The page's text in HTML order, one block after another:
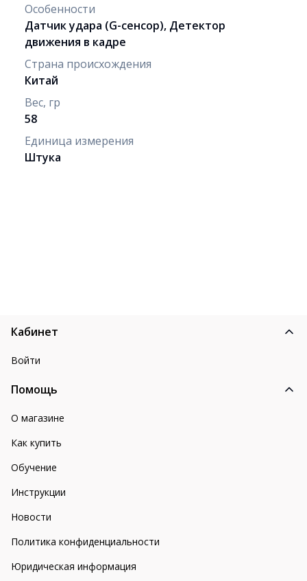
Особенности
Датчик удара (G-сенсор), Детектор
движения в кадре
Страна происхождения
Китай
Вес, гр
58
Единица измерения
Штука
Кабинет
Войти
Помощь
О магазине
Как купить
Обучение
Инструкции
Новости
Политика конфиденциальности
Юридическая информация